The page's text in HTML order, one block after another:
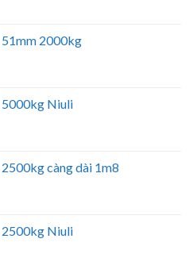
51mm 2000kg
5000kg Niuli
càng dài 1m8
2500kg Niuli